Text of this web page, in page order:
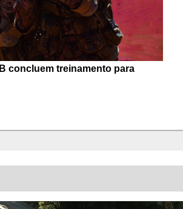
concluem treinamento para